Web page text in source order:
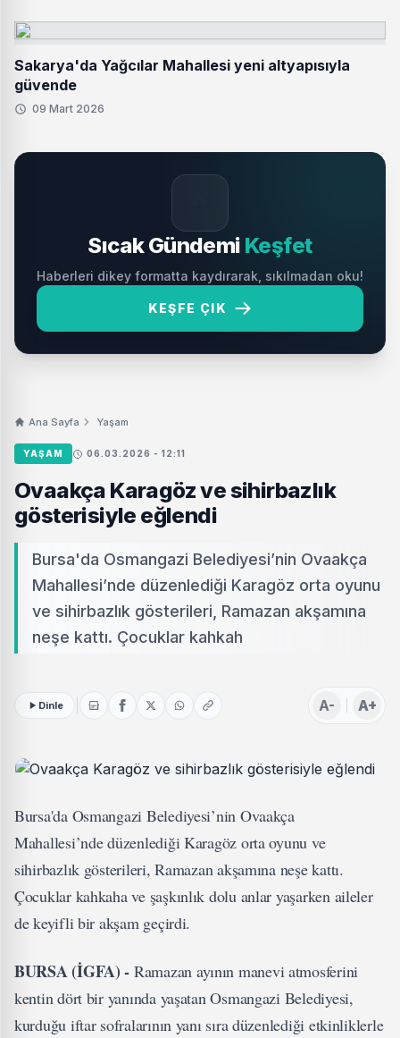
Sakarya'da Yağcılar Mahallesi yeni altyapısıyla
güvende
09 Mart 2026
Sıcak Gündemi Keşfet
Haberleri dikey formatta kaydırarak, sıkılmadan oku!
KEŞFE ÇIK
Ana Sayfa Yaşam
YAŞAM 06.03.2026 - 12:11
Ovaakça Karagöz ve sihirbazlık
gösterisiyle eğlendi
Bursa'da Osmangazi Belediyesi’nin Ovaakça
Mahallesi’nde düzenlediği Karagöz orta oyunu
ve sihirbazlık gösterileri, Ramazan akşamına
neşe kattı. Çocuklar kahkah
Dinle A- A+
Bursa'da Osmangazi Belediyesi’nin Ovaakça
Mahallesi’nde düzenlediği Karagöz orta oyunu ve
sihirbazlık gösterileri, Ramazan akşamına neşe kattı.
Çocuklar kahkaha ve şaşkınlık dolu anlar yaşarken aileler
de keyifli bir akşam geçirdi.
BURSA (İGFA) - Ramazan ayının manevi atmosferini
kentin dört bir yanında yaşatan Osmangazi Belediyesi,
kurduğu iftar sofralarının yanı sıra düzenlediği etkinliklerle